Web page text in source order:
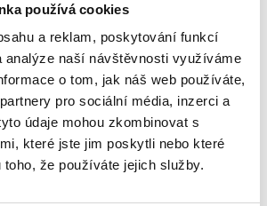
používá cookies
a reklam, poskytování funkcí
analýze naší návštěvnosti využíváme
o tom, jak náš web používáte,
pro sociální média, inzerci a
údaje mohou zkombinovat s
které jste jim poskytli nebo které
že používáte jejich služby.